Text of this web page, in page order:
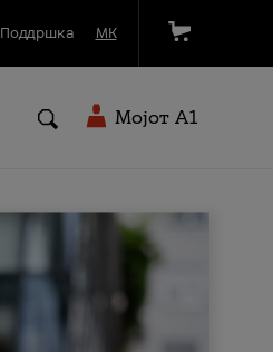
Поддршка МК
Мојот A1